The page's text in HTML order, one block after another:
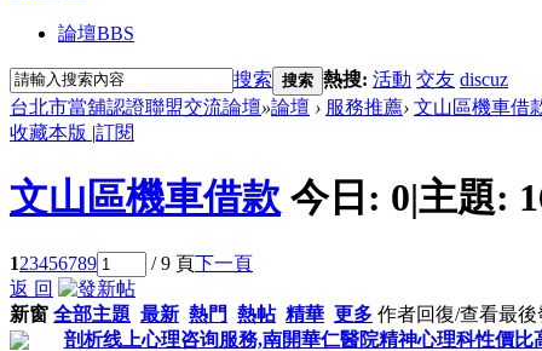
論壇BBS
搜索 搜索 熱搜: 活動 交友 discuz
台北市當舖認證聯盟交流論壇»論壇 › 服務推薦› 文山區機車借
收藏本版 |訂閱
文山區機車借款 今日: 0|主題:
123456789 / 9 頁下一頁
返 回
新窗 全部主題 最新 熱門 熱帖 精華 更多 作者回復/查看最後
剖析线上心理咨询服務,南開華仁醫院精神心理科性價比